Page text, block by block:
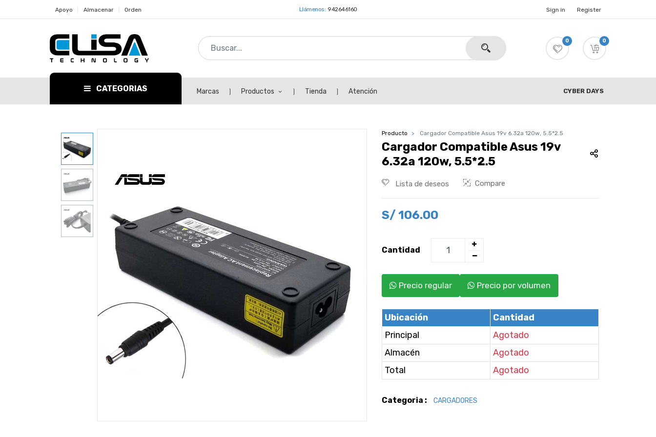
Apoyo Almacenar Orden Llámenos: 942646160 Sign in Register
0 0
CATEGORIAS Marcas Productos Tienda Atención CYBER DAYS
Producto Cargador Compatible Asus 19v 6.32a 120w, 5.5*2.5
Cargador Compatible Asus 19v
6.32a 120w, 5.5*2.5
Lista de deseos Compare
S/ 106.00
Cantidad
Precio regular Precio por volumen
Ubicación
Cantidad
Principal
Agotado
Almacén
Agotado
Total
Agotado
Categoria : CARGADORES